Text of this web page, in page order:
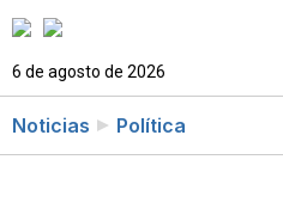
6 de agosto de 2026
Noticias Política